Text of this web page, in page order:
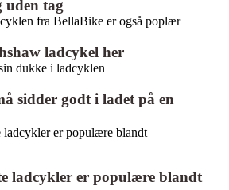
uden tag
ladcykel her
sidder godt i ladet på en
ladcykler er populære blandt